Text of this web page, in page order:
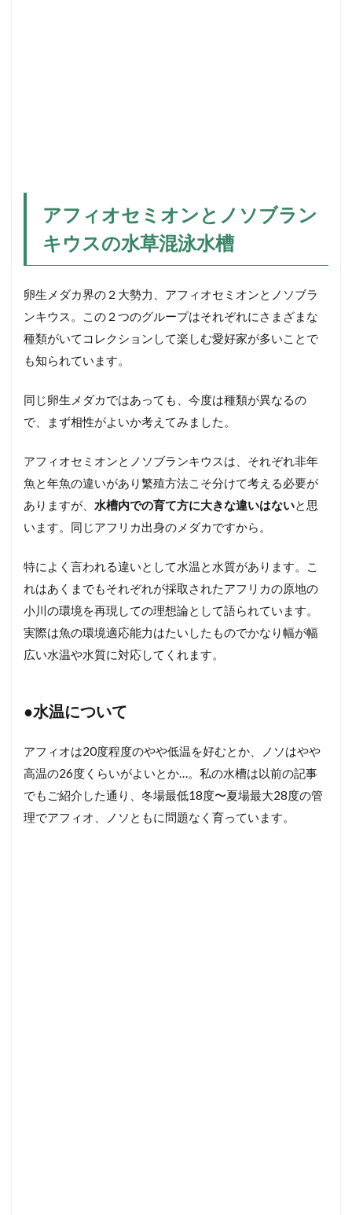
アフィオセミオンとノソブラン
キウスの水草混泳水槽
卵生メダカ界の２大勢力、アフィオセミオンとノソブラ
ンキウス。この２つのグループはそれぞれにさまざまな
種類がいてコレクションして楽しむ愛好家が多いことで
も知られています。
同じ卵生メダカではあっても、今度は種類が異なるの
で、まず相性がよいか考えてみました。
アフィオセミオンとノソブランキウスは、それぞれ非年
魚と年魚の違いがあり繁殖方法こそ分けて考える必要が
ありますが、 水槽内での育て方に大きな違いはないと思
います。同じアフリカ出身のメダカですから。
特によく言われる違いとして水温と水質があります。こ
れはあくまでもそれぞれが採取されたアフリカの原地の
小川の環境を再現しての理想論として語られています。
実際は魚の環境適応能力はたいしたものでかなり幅が幅
広い水温や水質に対応してくれます。
●水温について
アフィオは20度程度のやや低温を好むとか、ノソはやや
高温の26度くらいがよいとか…。私の水槽は以前の記事
でもご紹介した通り、冬場最低18度〜夏場最大28度の管
理でアフィオ、ノソともに問題なく育っています。